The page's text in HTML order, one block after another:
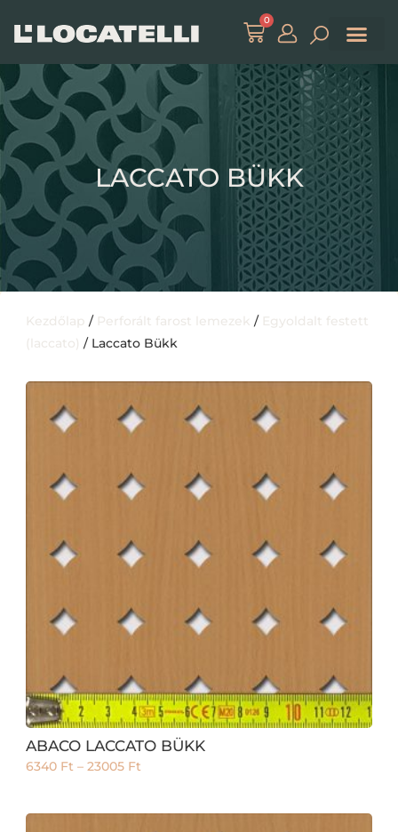
0
LACCATO BÜKK
Kezdőlap / Perforált farost lemezek / Egyoldalt festett
(laccato) / Laccato Bükk
ABACO LACCATO BÜKK
6340 Ft – 23005 Ft